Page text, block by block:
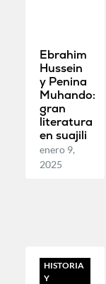
Ebrahim
Hussein
y Penina
Muhando:
gran
literatura
en suajili
enero 9,
2025
HISTORIA
Y